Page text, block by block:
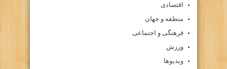
اقتصادی
منطقه و جهان
فرهنگی و اجتماعی
ورزش
ویدیوها